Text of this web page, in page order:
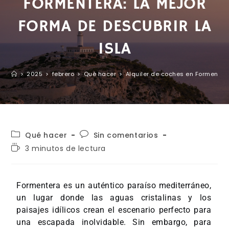
FORMENTERA: LA MEJOR
FORMA DE DESCUBRIR LA
ISLA
> 2025 > febrero > Qué hacer > Alquiler de coches en
Qué hacer
Sin comentarios
3 minutos de lectura
Formentera es un auténtico paraíso mediterráneo,
un lugar donde las aguas cristalinas y los
paisajes idílicos crean el escenario perfecto para
una escapada inolvidable. Sin embargo, para